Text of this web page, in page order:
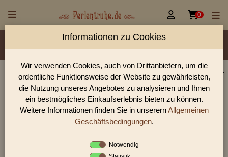
 0
Material/Glassorte Sorte/Form Farbe
Größen
Lochdurchmesser
Perlen Shop für facettierte Glasperlen facettiert mit
Wachsüberzug
In unserem Perlen Shop finden sie zahlreich facettierte
Glasperlen facettiert mit Wachsüberzug und viele weiter
Informationen zu Cookies
Wir verwenden Cookies, auch von Drittanbietern, um die
ordentliche Funktionsweise der Website zu gewährleisten,
die Nutzung unseres Angebotes zu analysieren und Ihnen
ein bestmögliches Einkaufserlebnis bieten zu können.
Weitere Informationen finden Sie in unserernAllgemeinen
Geschäftsbedingungen.
Notwendig